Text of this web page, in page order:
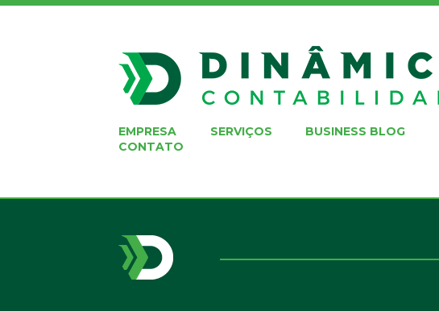
EMPRESA SERVIÇOS BUSINESS BLOG
CONTATO